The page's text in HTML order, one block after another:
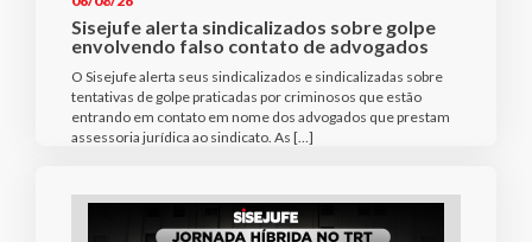
Sisejufe alerta sindicalizados sobre golpe
envolvendo falso contato de advogados
O Sisejufe alerta seus sindicalizados e sindicalizadas sobre
tentativas de golpe praticadas por criminosos que estão
entrando em contato em nome dos advogados que prestam
assessoria jurídica ao sindicato. As […]